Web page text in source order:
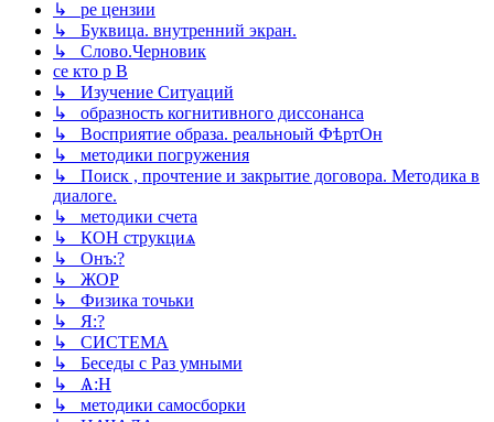
↳ ре цензии
↳ Буквица. внутренний экран.
↳ Слово.Черновик
се кто р В
↳ Изучение Ситуаций
↳ образность когнитивного диссонанса
↳ Восприятие образа. реальноый ФѣртОн
↳ методики погружения
↳ Поиск , прочтение и закрытие договора. Методика в
диалоге.
↳ методики счета
↳ КОН струкциѧ
↳ Онъ:?
↳ ЖОР
↳ Физика точьки
↳ Я:?
↳ СИСТЕМА
↳ Беседы с Раз умными
↳ Ѧ:Н
↳ методики самосборки